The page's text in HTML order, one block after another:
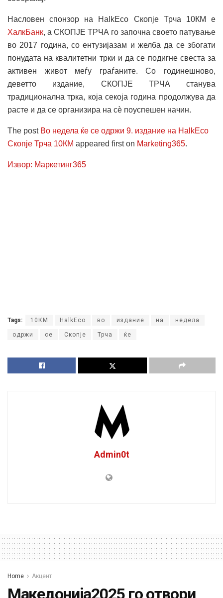
Насловен спонзор на HalkEco Скопје Трча 10КМ
e
ХалкБанк, а СКОПЈЕ ТРЧА го започна своето патување
во 2017 година, со ентузијазам и желба да се збогати
понудата на квалитетни трки и да се подигне свеста за
активен живот меѓу граѓаните. Со годинешново,
деветто издание, СКОПЈЕ ТРЧА станува
традиционална трка, која секоја година продолжува да
расте и да се организира на сѐ поуспешен начин.
The post Во недела ќе се одржи 9. издание на HalkEco
Скопје Трча 10КМ appeared first on Marketing365.
Извор: Маркетинг365
Tags: 10КМ HalkEco во издание на недела
одржи се Скопје Трча ќе
Admin0t
Home Акцент
Македонија2025 го отвори